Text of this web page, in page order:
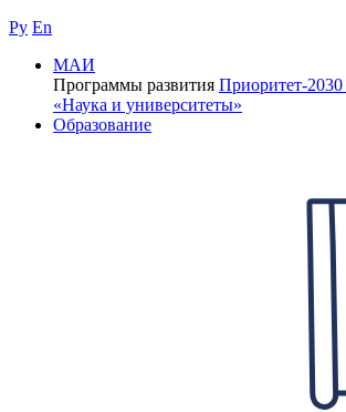
Ру En
МАИ
Программы развития Приоритет-2030
«Наука и университеты»
Образование